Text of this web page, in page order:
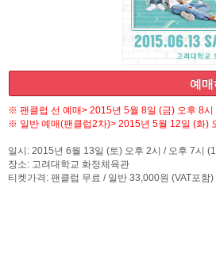
예매
※ 팬클럽 선 예매> 2015년 5월 8일 (금) 오후 8시
※ 일반 예매(팬클럽2차)> 2015년 5월 12일 (화)
일시: 2015년 6월 13일 (토) 오후 2시 / 오후 7시
장소: 고려대학교 화정체육관
티켓가격: 팬클럽 무료 / 일반 33,000원 (VAT포함)